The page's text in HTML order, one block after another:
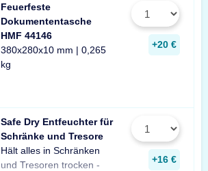
Feuerfeste
Dokumententasche
HMF 44146
380x280x10 mm | 0,265
kg
+20 €
Safe Dry Entfeuchter für
Schränke und Tresore
Hält alles in Schränken
und Tresoren trocken -
Praktischer Entfeuchter
aus Naturgranulat für
Tresore und Schränke
gegen Rost, Schimmel
+16 €